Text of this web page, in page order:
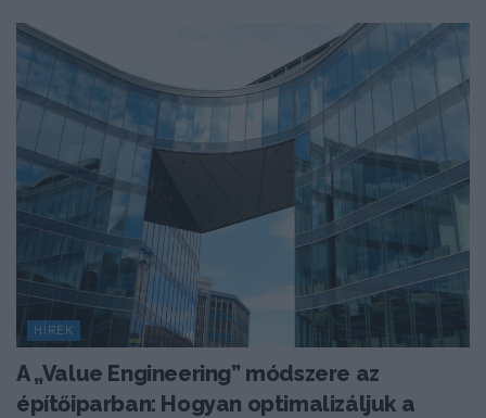
HÍREK
A „Value Engineering” módszere az
építőiparban: Hogyan optimalizáljuk a